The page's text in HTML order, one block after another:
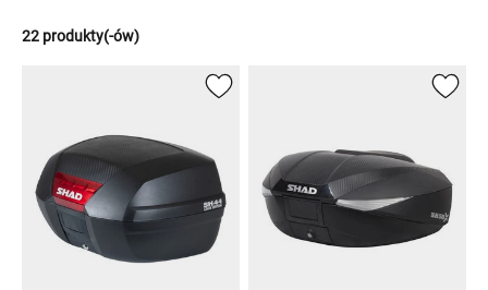
22 produkty(-ów)